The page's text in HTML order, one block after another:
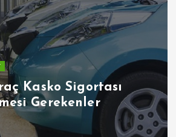
Kasko Sigortası
Gerekenler